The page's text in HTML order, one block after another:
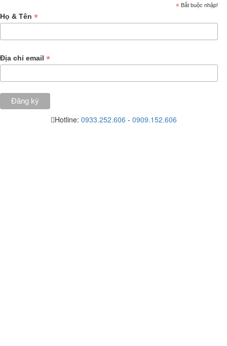
* Bắt buộc nhập!
Họ & Tên *
Địa chỉ email *
Hotline: 0933.252.606 - 0909.152.606